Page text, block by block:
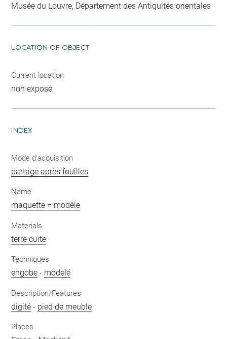
Musée du Louvre, Département des Antiquités orientales
LOCATION OF OBJECT
Current location
non exposé
INDEX
Mode d'acquisition
partage après fouilles
Name
maquette = modèle
Materials
terre cuite
Techniques
engobe - modelé
Description/Features
digité - pied de meuble
Places